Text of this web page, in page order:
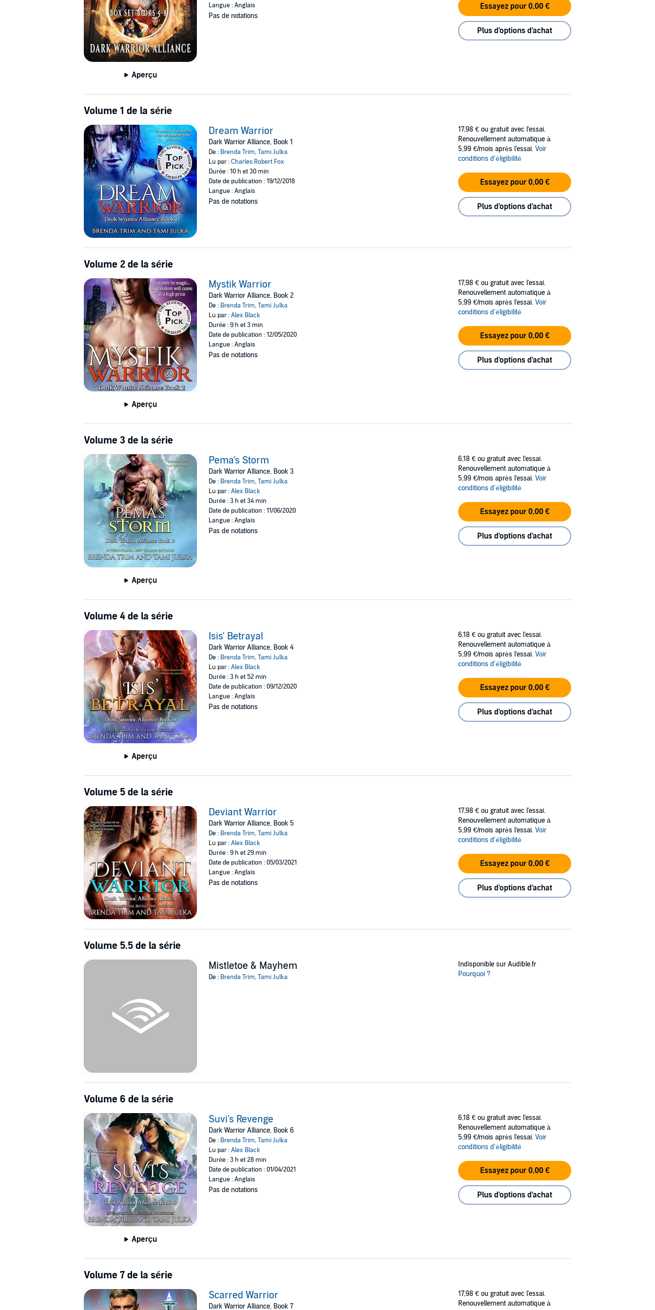
Aperçu
Langue : Anglais
Pas de notations
Essayez pour 0,00 €
Plus d'options d'achat
Volume 1 de la série
Dream Warrior
Dark Warrior Alliance, Book 1
De : Brenda Trim,Tami Julka
Lu par :Charles Robert Fox
Durée : 10 h et 30 min
Date de publication : 19/12/2018
Langue : Anglais
Pas de notations
17,98 € ou gratuit avec l'essai.
Renouvellement automatique à
5,99 €/mois après l'essai. Voir
conditions d'éligibilité
Essayez pour 0,00 €
Plus d'options d'achat
Volume 2 de la série
Aperçu
Mystik Warrior
Dark Warrior Alliance, Book 2
De : Brenda Trim,Tami Julka
Lu par :Alex Black
Durée : 9 h et 3 min
Date de publication : 12/05/2020
Langue : Anglais
Pas de notations
17,98 € ou gratuit avec l'essai.
Renouvellement automatique à
5,99 €/mois après l'essai. Voir
conditions d'éligibilité
Essayez pour 0,00 €
Plus d'options d'achat
Volume 3 de la série
Aperçu
Pema's Storm
Dark Warrior Alliance, Book 3
De : Brenda Trim,Tami Julka
Lu par :Alex Black
Durée : 3 h et 34 min
Date de publication : 11/06/2020
Langue : Anglais
Pas de notations
6,18 € ou gratuit avec l'essai.
Renouvellement automatique à
5,99 €/mois après l'essai. Voir
conditions d'éligibilité
Essayez pour 0,00 €
Plus d'options d'achat
Volume 4 de la série
Aperçu
Isis' Betrayal
Dark Warrior Alliance, Book 4
De : Brenda Trim,Tami Julka
Lu par :Alex Black
Durée : 3 h et 52 min
Date de publication : 09/12/2020
Langue : Anglais
Pas de notations
6,18 € ou gratuit avec l'essai.
Renouvellement automatique à
5,99 €/mois après l'essai. Voir
conditions d'éligibilité
Essayez pour 0,00 €
Plus d'options d'achat
Volume 5 de la série
Deviant Warrior
Dark Warrior Alliance, Book 5
De : Brenda Trim,Tami Julka
Lu par :Alex Black
Durée : 9 h et 29 min
Date de publication : 05/03/2021
Langue : Anglais
Pas de notations
17,98 € ou gratuit avec l'essai.
Renouvellement automatique à
5,99 €/mois après l'essai. Voir
conditions d'éligibilité
Essayez pour 0,00 €
Plus d'options d'achat
Volume 5.5 de la série
Mistletoe & Mayhem
De : Brenda Trim,Tami Julka
Indisponible sur Audible.fr
Pourquoi ?
Volume 6 de la série
Aperçu
Suvi's Revenge
Dark Warrior Alliance, Book 6
De : Brenda Trim,Tami Julka
Lu par :Alex Black
Durée : 3 h et 28 min
Date de publication : 01/04/2021
Langue : Anglais
Pas de notations
6,18 € ou gratuit avec l'essai.
Renouvellement automatique à
5,99 €/mois après l'essai. Voir
conditions d'éligibilité
Essayez pour 0,00 €
Plus d'options d'achat
Volume 7 de la série
Scarred Warrior
Dark Warrior Alliance, Book 7
17,98 € ou gratuit avec l'essai.
Renouvellement automatique à